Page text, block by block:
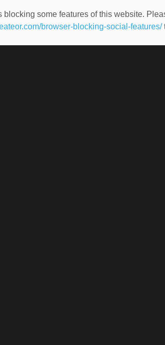
blocking some features of this website.
browser-blocking-social-features/